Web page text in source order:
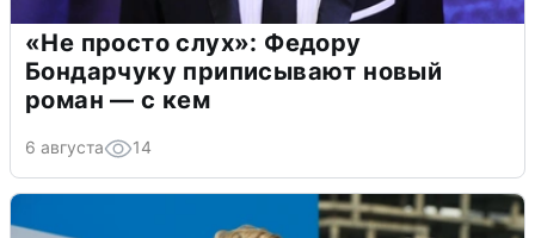
«Не просто слух»: Федору
Бондарчуку приписывают новый
роман — с кем
6 августа 14